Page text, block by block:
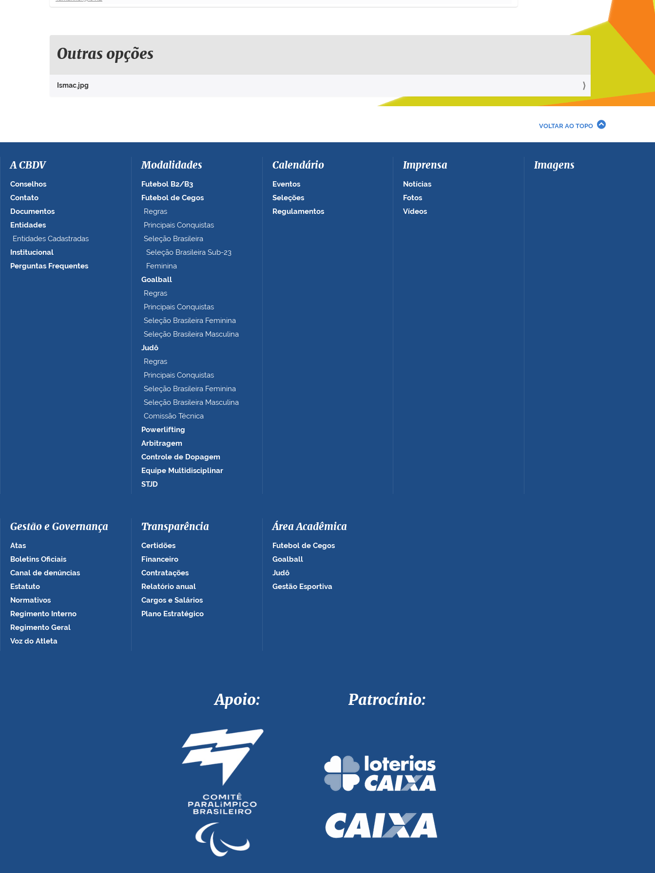
l
e
p
i
n
Outras opções
Ismac.jpg
VOLTAR AO TOPO
A CBDV
Conselhos
Contato
Documentos
Entidades
Entidades Cadastradas
Institucional
Perguntas Frequentes
Modalidades
Futebol B2/B3
Futebol de Cegos
Regras
Principais Conquistas
Seleção Brasileira
Seleção Brasileira Sub-23
Feminina
Goalball
Regras
Principais Conquistas
Seleção Brasileira Feminina
Seleção Brasileira Masculina
Judô
Regras
Principais Conquistas
Seleção Brasileira Feminina
Seleção Brasileira Masculina
Comissão Técnica
Powerlifting
Arbitragem
Controle de Dopagem
Equipe Multidisciplinar
STJD
Calendário
Eventos
Seleções
Regulamentos
Imprensa
Notícias
Fotos
Vídeos
Imagens
Gestão e Governança
Atas
Boletins Oficiais
Canal de denúncias
Estatuto
Normativos
Regimento Interno
Regimento Geral
Voz do Atleta
Transparência
Certidões
Financeiro
Contratações
Relatório anual
Cargos e Salários
Plano Estratégico
Área Acadêmica
Futebol de Cegos
Goalball
Judô
Gestão Esportiva
Apoio: Patrocínio: